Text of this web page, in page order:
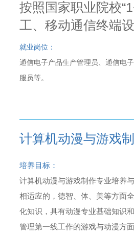
按照国家职业院校
工、移动通信终端
就业岗位：
通信电子产品生产管理员、通信电
服员等。
计算机动漫与游戏
培养目标：
计算机动漫与游戏制作专业培养
相适应的，德智、体、美等方面
化知识，具有动漫专业基础知识
管理第一线工作的游戏与动漫方